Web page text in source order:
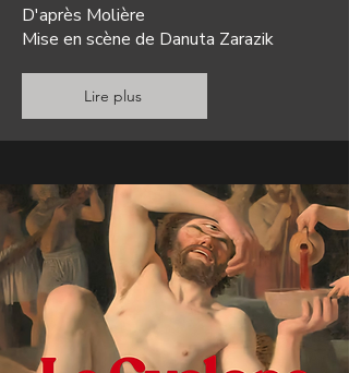
D'après Molière
Mise en scène de Danuta Zarazik
Lire plus